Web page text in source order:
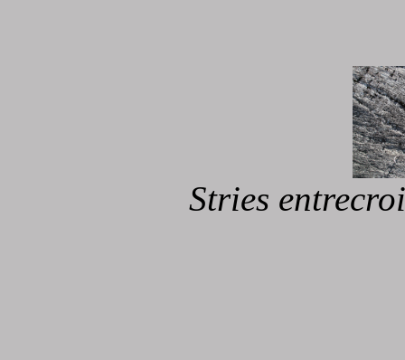
Stries